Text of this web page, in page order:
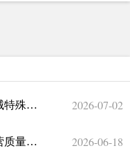
《新疆维吾尔自治区第二类医疗器械特殊注册程序》政策解读 2026-07-02
《新疆维吾尔自治区放射性药品经营质量管理实施细则（试行）》政策解读 2026-06-18